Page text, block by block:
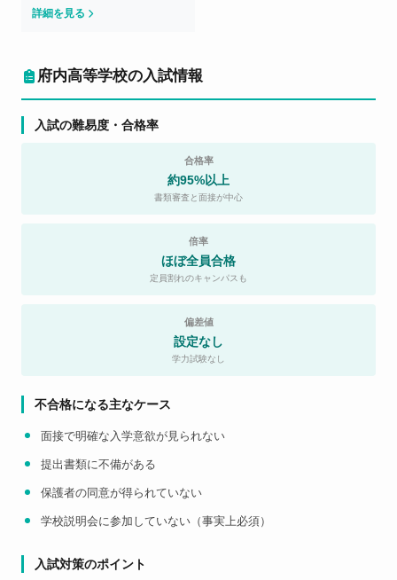
詳細を見る
府内高等学校の入試情報
入試の難易度・合格率
合格率
約95%以上
書類審査と面接が中心
倍率
ほぼ全員合格
定員割れのキャンパスも
偏差値
設定なし
学力試験なし
不合格になる主なケース
面接で明確な入学意欲が見られない
提出書類に不備がある
保護者の同意が得られていない
学校説明会に参加していない（事実上必須）
入試対策のポイント